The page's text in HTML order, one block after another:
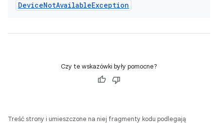
DeviceNotAvailableException
Czy te wskazówki były pomocne?
Treść strony i umieszczone na niej fragmenty kodu podlegają